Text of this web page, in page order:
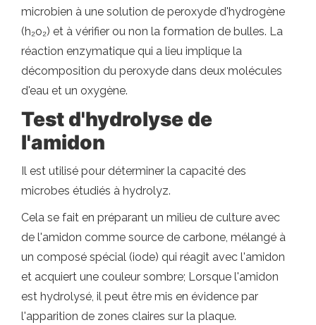
microbien à une solution de peroxyde d'hydrogène
(h₂o₂) et à vérifier ou non la formation de bulles. La
réaction enzymatique qui a lieu implique la
décomposition du peroxyde dans deux molécules
d'eau et un oxygène.
Test d'hydrolyse de
l'amidon
Il est utilisé pour déterminer la capacité des
microbes étudiés à hydrolyz.
Cela se fait en préparant un milieu de culture avec
de l'amidon comme source de carbone, mélangé à
un composé spécial (iode) qui réagit avec l'amidon
et acquiert une couleur sombre; Lorsque l'amidon
est hydrolysé, il peut être mis en évidence par
l'apparition de zones claires sur la plaque.